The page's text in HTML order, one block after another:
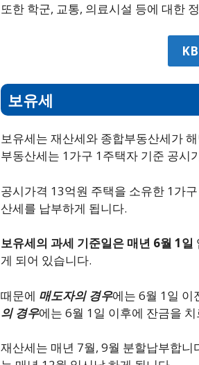
또한 학군, 교통, 의료시설 등에 대한
보유세
보유세는 재산세와 종합부동산세가
부동산세는 1가구 1주택자 기준 공시
공시가격 13억원 주택을 소유한 1가
산세를 납부하게 됩니다.
보유세의 과세 기준일은 매년 6월 1일
게 되어 있습니다.
때문에 매도자의 경우에는 6월 1일 이
의 경우에는 6월 1일 이후에 잔금을
재산세는 매년 7월, 9월 분할납부합